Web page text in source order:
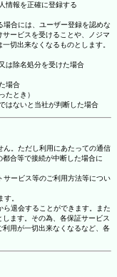
情報を正確に登録する
合には、ユーザー登録を認めな
ービスを受けることや、ノジマ
切出来なくなるものとします。
は除名処分を受けた場合
場合
たとき）
はないと当社が判断した場合
ん。ただし利用にあたっての通信
合等で接続が中断した場合に
サービス等のご利用方法等につい
。
退会することができます。また
ます。その為、各保証サービス
用が一切出来なくなるなど、各